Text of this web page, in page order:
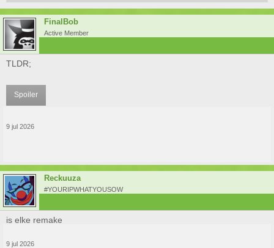
FinalBob
Active Member
TLDR;
Spoiler
9 jul 2026
Reckuuza
#YOURIPWHATYOUSOW
is elke remake
9 jul 2026